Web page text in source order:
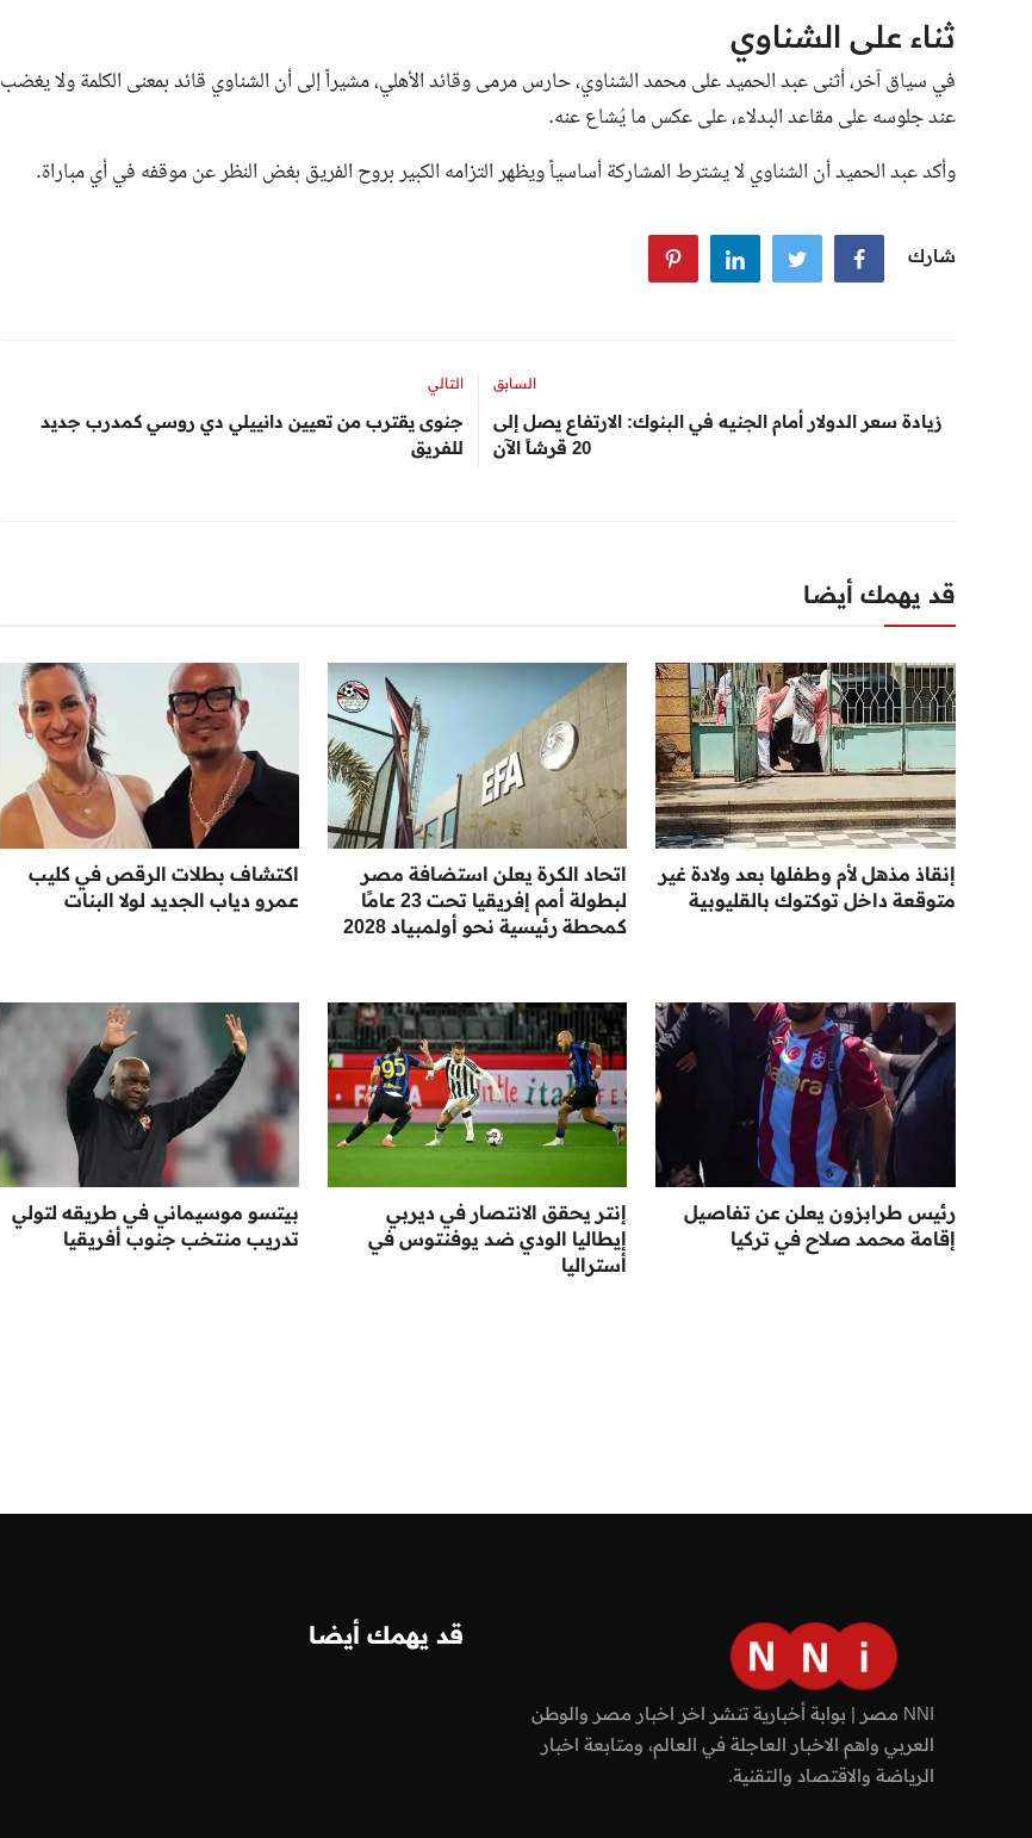
ثناء على الشناوي
في سياق آخر، أثنى عبد الحميد على محمد الشناوي، حارس مرمى وقائد الأهلي، مشيراً إلى أن الشناوي قائد بمعنى الكلمة ولا يغضب
عند جلوسه على مقاعد البدلاء، على عكس ما يُشاع عنه.
وأكد عبد الحميد أن الشناوي لا يشترط المشاركة أساسياً ويظهر التزامه الكبير بروح الفريق بغض النظر عن موقفه في أي مباراة.
شارك
السابق
زيادة سعر الدولار أمام الجنيه في البنوك: الارتفاع يصل إلى
20 قرشاً الآن
التالي
جنوى يقترب من تعيين دانييلي دي روسي كمدرب جديد
للفريق
قد يهمك أيضا
إنقاذ مذهل لأم وطفلها بعد ولادة غير
متوقعة داخل توكتوك بالقليوبية
اتحاد الكرة يعلن استضافة مصر
لبطولة أمم إفريقيا تحت 23 عامًا
كمحطة رئيسية نحو أولمبياد 2028
اكتشاف بطلات الرقص في كليب
عمرو دياب الجديد لولا البنات
رئيس طرابزون يعلن عن تفاصيل
إقامة محمد صلاح في تركيا
إنتر يحقق الانتصار في ديربي
إيطاليا الودي ضد يوفنتوس في
أستراليا
بيتسو موسيماني في طريقه لتولي
تدريب منتخب جنوب أفريقيا
NNI مصر | بوابة أخبارية تنشر اخر اخبار مصر والوطن
العربي واهم الاخبار العاجلة في العالم، ومتابعة اخبار
الرياضة والاقتصاد والتقنية.
قد يهمك أيضا